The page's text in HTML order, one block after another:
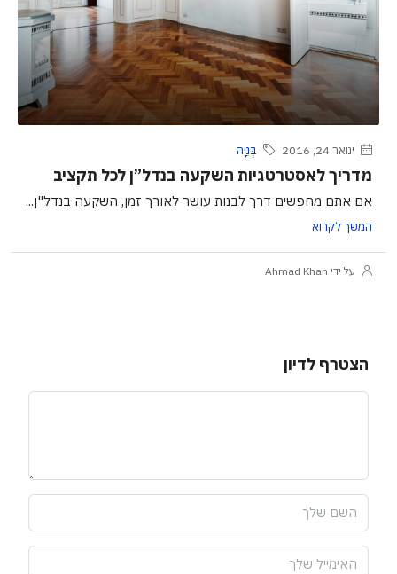
ינואר 24, 2016 בְּנִיָה
מדריך לאסטרטגיות השקעה בנדל”ן לכל תקציב
אם אתם מחפשים דרך לבנות עושר לאורך זמן, השקעה בנדל"ן...
המשך לקרוא
על ידי Ahmad Khan
הצטרף לדיון